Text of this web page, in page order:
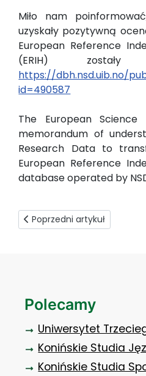
Miło nam
uzyskały pozytywną
European Reference
(ERIH)
https://dbh.nsd.uib.no/
id=490587
The European
memorandum of
Research Data to
European Reference
database operated by NSD
Poprzedni artykuł: III Edycja
Poprzedni artykuł
Polecamy
Uniwersytet
Konińskie Studia
Konińskie Studia